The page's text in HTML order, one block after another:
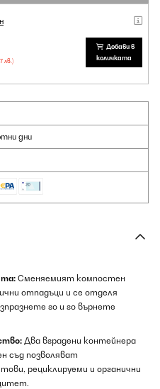
лв.)
Добави в
количката
дни
Сменяемият компостен
отпадъци и се отделя
го и го върнете
Два вградени контейнера
съд позволяват
рециклируеми и органични